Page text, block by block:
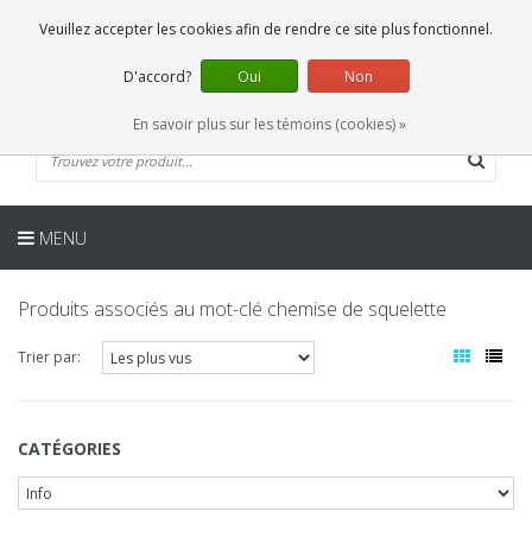
0 Articles
FR
MENU
Produits associés au mot-clé chemise de squelette
Trier par:
CATÉGORIES
Veuillez accepter les cookies afin de rendre ce site plus fonctionnel.
D'accord? Oui Non
En savoir plus sur les témoins (cookies) »